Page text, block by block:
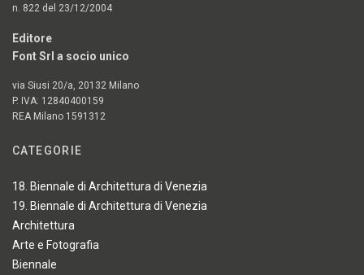
n. 822 del 23/12/2004
Editore
Font Srl a socio unico
via Siusi 20/a, 20132 Milano
P. IVA: 12840400159
REA Milano 1591312
CATEGORIE
18. Biennale di Architettura di Venezia
19. Biennale di Architettura di Venezia
Architettura
Arte e Fotografia
Biennale